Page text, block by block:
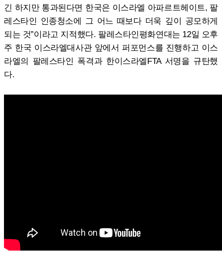
긴 하지만 통과된다면 한국은 이스라엘 아파르트헤이트, 팔
레스타인 인종청소에 그 어느 때보다 더욱 깊이 공모하게
되는 것”이라고 지적했다. 팔레스타인평화연대는 12일 오후
주 한국 이스라엘대사관 앞에서 퍼포먼스를 진행하고 이스
라엘의 팔레스타인 폭격과 한이스라엘FTA 서명을 규탄했
다.